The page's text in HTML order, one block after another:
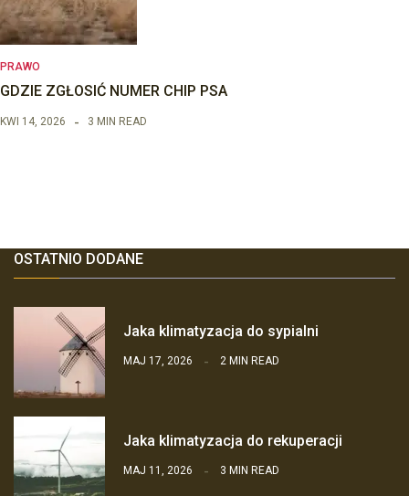
PRAWO
GDZIE ZGŁOSIĆ NUMER CHIP PSA
KWI 14, 2026 3 MIN READ
OSTATNIO DODANE
Jaka klimatyzacja do sypialni
MAJ 17, 2026 2 MIN READ
Jaka klimatyzacja do rekuperacji
MAJ 11, 2026 3 MIN READ